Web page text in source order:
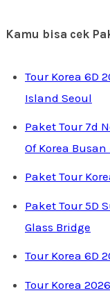
Kamu bisa cek
Tour Korea 6D
Island Seoul
Paket Tour 7d
Of Korea
Paket Tour
Paket Tour 5D
Glass Bridge
Tour Korea 6D
Tour Korea